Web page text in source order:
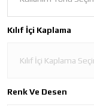
Kılıf İçi Kaplama
Renk Ve Desen